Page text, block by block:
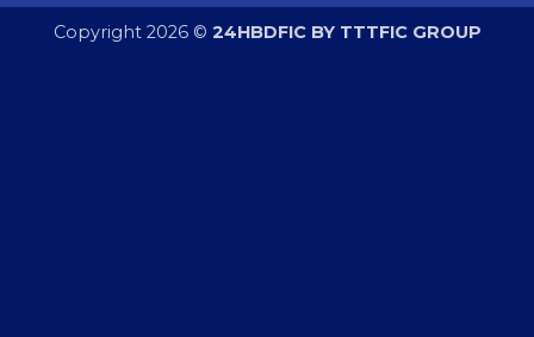
Copyright 2026 © 24HBDFIC BY TTTFIC GROUP